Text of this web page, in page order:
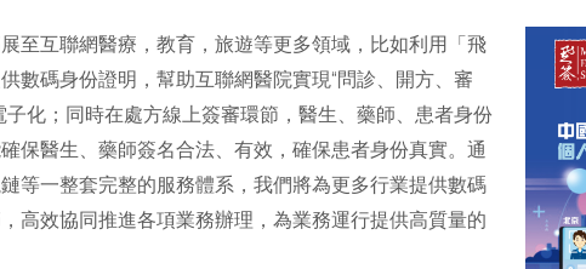
至互聯網醫療，教育，旅遊等更多領域，比如利用「飛
數碼身份證明，幫助互聯網醫院實現“問診、開方、審
化；同時在處方線上簽審環節，醫生、藥師、患者身份
保醫生、藥師簽名合法、有效，確保患者身份真實。通
等一整套完整的服務體系，我們將為更多行業提供數碼
高效協同推進各項業務辦理，為業務運行提供高質量的